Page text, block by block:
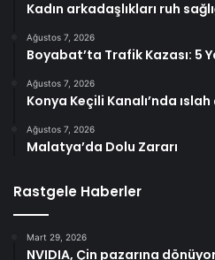
Kadın arkadaşlıkları ruh
Ağustos 7, 2026
Boyabat’ta Trafik Kazası: 5
Ağustos 7, 2026
Konya Keçili Kanalı’nda
Ağustos 7, 2026
Malatya’da Dolu Zararı
Rastgele Haberler
Mart 29, 2026
NVIDIA, Çin pazarına